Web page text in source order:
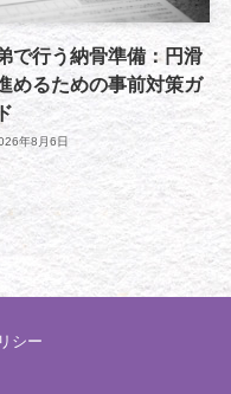
で行う納骨準備：円滑
めるための事前対策ガ
年8月6日
シー